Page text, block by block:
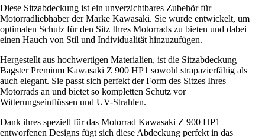
Diese Sitzabdeckung ist ein unverzichtbares Zubehör für
Motorradliebhaber der Marke Kawasaki. Sie wurde entwickelt, um
optimalen Schutz für den Sitz Ihres Motorrads zu bieten und dabei
einen Hauch von Stil und Individualität hinzuzufügen.
Hergestellt aus hochwertigen Materialien, ist die Sitzabdeckung
Bagster Premium Kawasaki Z 900 HP1 sowohl strapazierfähig als
auch elegant. Sie passt sich perfekt der Form des Sitzes Ihres
Motorrads an und bietet so kompletten Schutz vor
Witterungseinflüssen und UV-Strahlen.
Dank ihres speziell für das Motorrad Kawasaki Z 900 HP1
entworfenen Designs fügt sich diese Abdeckung perfekt in das